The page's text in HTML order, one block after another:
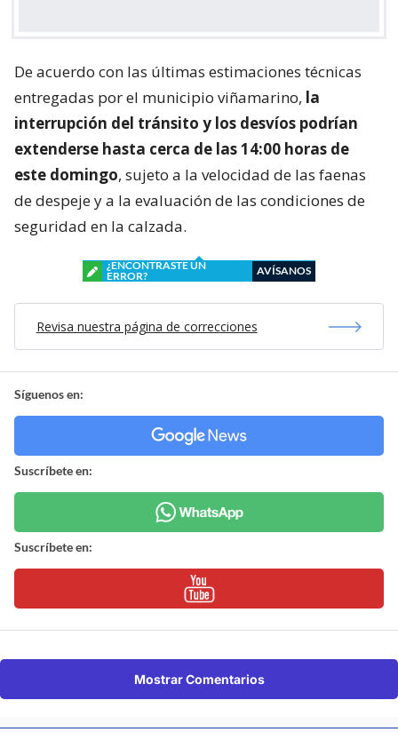
De acuerdo con las últimas estimaciones técnicas
entregadas por el municipio viñamarino, la
interrupción del tránsito y los desvíos podrían
extenderse hasta cerca de las 14:00 horas de
este domingo, sujeto a la velocidad de las faenas
de despeje y a la evaluación de las condiciones de
seguridad en la calzada.
¿ENCONTRASTE UN
ERROR?
AVÍSANOS
Revisa nuestra página de correcciones
Síguenos en:
Suscríbete en:
Suscríbete en:
Mostrar Comentarios